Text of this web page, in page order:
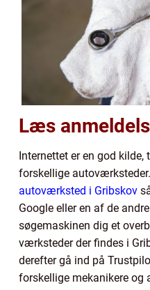
Læs
Internettet er en god
forskellige
autoværksted i Gribskov
Google eller en af de
søgemaskinen dig et
værksteder der findes i
derefter gå ind på
forskellige mekanikere og